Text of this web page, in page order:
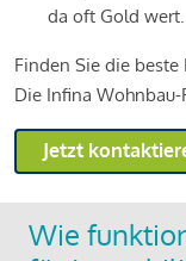
da oft Gold wert.
Finden Sie die
Die Infina
Jetzt
Wie